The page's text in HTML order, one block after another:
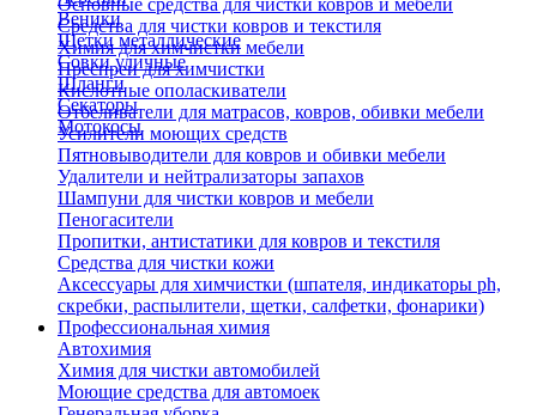
Веники
Щетки металлические
Совки уличные
Шланги
Секаторы
Мотокосы
Основные средства для чистки ковров и мебели
Средства для чистки ковров и текстиля
Химия для химчистки мебели
Преспреи для химчистки
Кислотные ополаскиватели
Отбеливатели для матрасов, ковров, обивки мебели
Усилители моющих средств
Пятновыводители для ковров и обивки мебели
Удалители и нейтрализаторы запахов
Шампуни для чистки ковров и мебели
Пеногасители
Пропитки, антистатики для ковров и текстиля
Средства для чистки кожи
Аксессуары для химчистки (шпателя, индикаторы ph,
скребки, распылители, щетки, салфетки, фонарики)
Профессиональная химия
Автохимия
Химия для чистки автомобилей
Моющие средства для автомоек